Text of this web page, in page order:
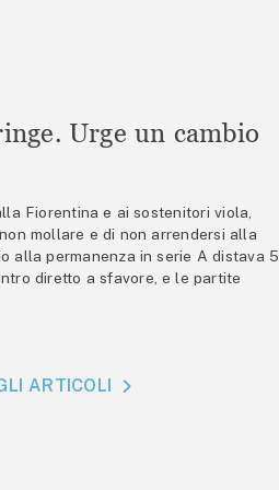
Urge un cambio
Fiorentina e ai sostenitori viola,
mollare e di non arrendersi alla
alla permanenza in serie A distava 5
diretto a sfavore, e le partite
ARTICOLI